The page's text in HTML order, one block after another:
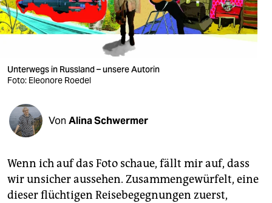
wahrheit
verlag
shop
fragen & hilfe
unterstützen
abo
Unterwegs in Russland – unsere Autorin
Foto: Eleonore Roedel
Von Alina Schwermer
Wenn ich auf das Foto schaue, fällt mir auf, dass
wir unsicher aussehen. Zusammengewürfelt, eine
dieser flüchtigen Reisebegegnungen zuerst,